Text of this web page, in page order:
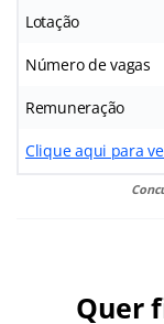
Lotação
Número de vagas
Remuneração
Clique aqui para
Quer